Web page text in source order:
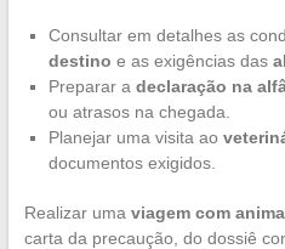
Consultar em detalhes as
destino e as exigências das
Preparar a declaração na
ou atrasos na chegada.
Planejar uma visita ao
documentos exigidos.
Realizar uma viagem com
carta da precaução, do dossiê